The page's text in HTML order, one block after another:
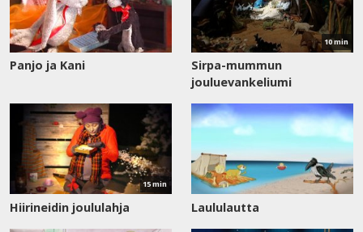
Panjo ja Kani
10 min
Sirpa-mummun
jouluevankeliumi
Katso
15 min
Hiirineidin joululahja Laululautta